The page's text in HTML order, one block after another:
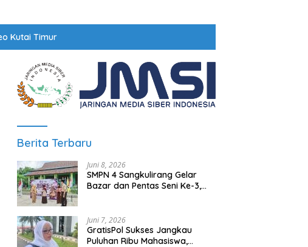
Kutai Timur
Berita Terbaru
Juni 8, 2026
SMPN 4 Sangkulirang Gelar
Bazar dan Pentas Seni Ke-3,
Juni 7, 2026
GratisPol Sukses Jangkau
Puluhan Ribu Mahasiswa,